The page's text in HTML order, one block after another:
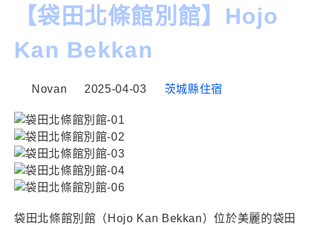
【袋田北條館別館】Hojo
Kan Bekkan
Novan 2025-04-03 茨城縣住宿
袋田北條館別館（Hojo Kan Bekkan）位於美麗的袋田